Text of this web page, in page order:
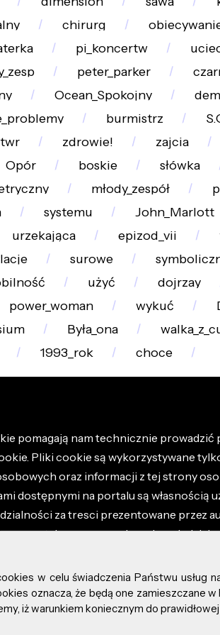
chirurg
pi_koncertw
peter_parker
Ocean_Spokojny
burmistrz
zdrowie! zajcia
Opór boskie słówka
młody_zespół
systemu John_Marlott
urzekająca epizod_vii
surowe
użyć dojrzay
power_woman wykuć
Była_ona
1993_rok choce
pomagają nam technicznie prowadzić
Pliki cookie są wykorzystywane
oraz informacji z tej strony
dostępnymi na portalu są
za tresci prezentowane przez
portalu oraz ponosisz
Wszystkie prawa zastrzeżone.
w celu świadczenia Państwu
oznacza, że będą one zamieszczane
iż warunkiem koniecznym do